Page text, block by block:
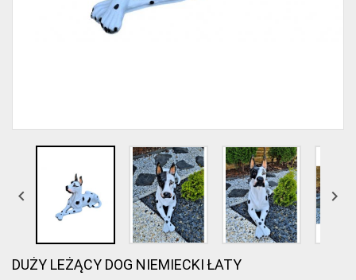
 
DUŻY LEŻĄCY DOG NIEMIECKI ŁATY